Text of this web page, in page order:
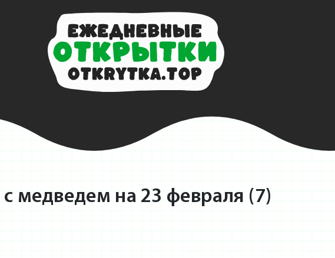
медведем на 23 февраля (7)